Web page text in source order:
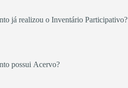
já realizou o Inventário Participativo?
possui Acervo?